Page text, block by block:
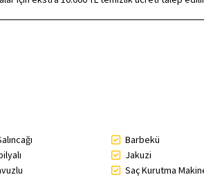
Barbekü
Jakuzi
Saç Kurutma